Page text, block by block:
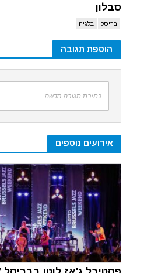
סבלון
בריסל בלגיה
הוספת תגובה
כתיבת תגובה חדשה
אירועים נוספים